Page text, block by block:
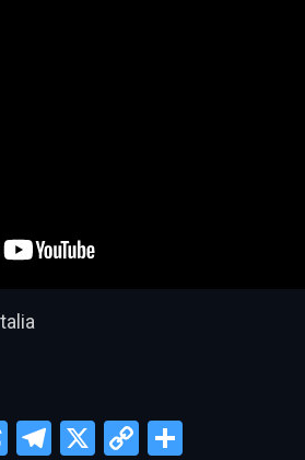
Threads
Telegram
X CopyCondividi